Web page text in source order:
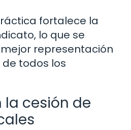
fortalece la
lo que se
representación
todos los
la cesión de